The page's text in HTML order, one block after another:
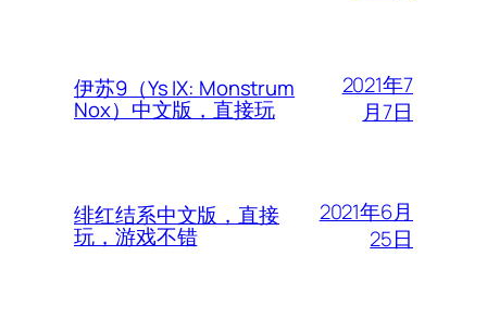
伊苏9（Ys IX: Monstrum
Nox）中文版，直接玩
2021年7
月7日
绯红结系中文版，直接
玩，游戏不错
2021年6月
25日